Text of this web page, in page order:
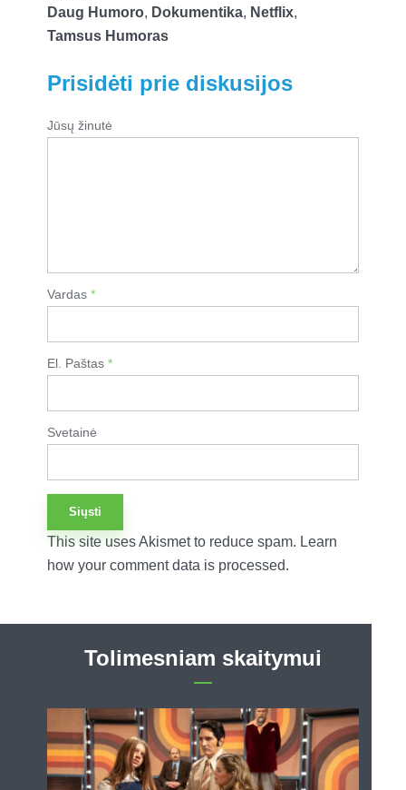
Daug Humoro, Dokumentika, Netflix,
Tamsus Humoras
Prisidėti prie diskusijos
Jūsų žinutė
Vardas *
El. Paštas *
Svetainė
This site uses Akismet to reduce spam. Learn
how your comment data is processed.
Tolimesniam skaitymui